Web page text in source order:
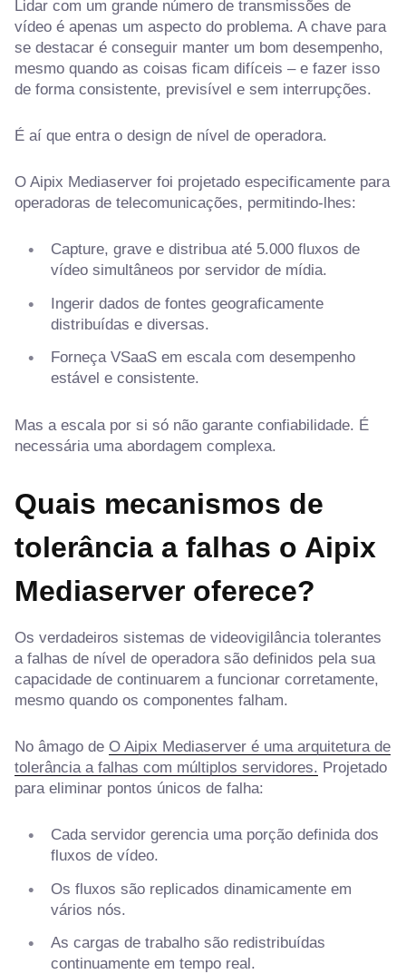
Lidar com um grande número de transmissões de
vídeo é apenas um aspecto do problema. A chave para
se destacar é conseguir manter um bom desempenho,
mesmo quando as coisas ficam difíceis – e fazer isso
de forma consistente, previsível e sem interrupções.
É aí que entra o design de nível de operadora.
O Aipix Mediaserver foi projetado especificamente para
operadoras de telecomunicações, permitindo-lhes:
Capture, grave e distribua até 5.000 fluxos de
vídeo simultâneos por servidor de mídia.
Ingerir dados de fontes geograficamente
distribuídas e diversas.
Forneça VSaaS em escala com desempenho
estável e consistente.
Mas a escala por si só não garante confiabilidade. É
necessária uma abordagem complexa.
Quais mecanismos de
tolerância a falhas o Aipix
Mediaserver oferece?
Os verdadeiros sistemas de videovigilância tolerantes
a falhas de nível de operadora são definidos pela sua
capacidade de continuarem a funcionar corretamente,
mesmo quando os componentes falham.
No âmago de O Aipix Mediaserver é uma arquitetura de
tolerância a falhas com múltiplos servidores. Projetado
para eliminar pontos únicos de falha:
Cada servidor gerencia uma porção definida dos
fluxos de vídeo.
Os fluxos são replicados dinamicamente em
vários nós.
As cargas de trabalho são redistribuídas
continuamente em tempo real.